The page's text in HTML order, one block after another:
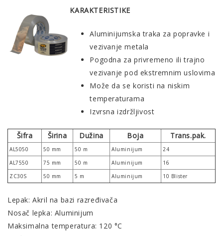
KARAKTERISTIKE
Aluminijumska traka za popravke i
vezivanje metala
Pogodna za privremeno ili trajno
vezivanje pod ekstremnim uslovima
Može da se koristi na niskim
temperaturama
Izvrsna izdržljivost
Šifra Širina Dužina Boja Trans.pak.
AL5050 50 mm 50 m Aluminijum
24
AL7550
75 mm 50 m Aluminijum
16
ZC30S
50 mm 5 m Aluminijum 10 Blister
Lepak: Akril na bazi razređivača
Nosač lepka: Aluminijum
Maksimalna temperatura: 120 °C